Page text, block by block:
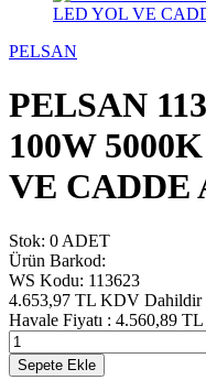
PELSAN
PELSAN
100W
VE CADDE
Stok: 0 ADET
Ürün Barkod:
WS Kodu: 113623
4.653,97 TL KDV Dahildir
Havale Fiyatı : 4.560,89 TL
Sepete Ekle